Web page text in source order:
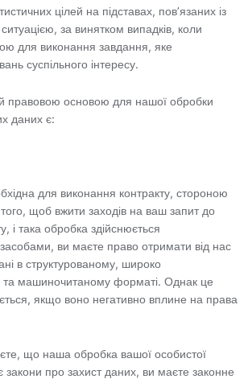
цілей на підставах, пов’язаних із
за винятком випадків, коли
для виконання завдання, яке
суспільного інтересу.
правовою основою для нашої обробки
даних є:
для виконання контракту, стороною
щоб вжити заходів на ваш запит до
і така обробка здійснюється
ви маєте право отримати від нас
в структурованому, широко
та машиночитаному форматі. Однак це
якщо воно негативно вплине на права
що наша обробка вашої особистої
закони про захист даних, ви маєте законне